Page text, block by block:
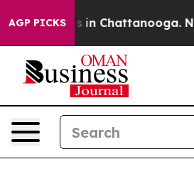
AGP PICKS
Chaos in Chattanooga.